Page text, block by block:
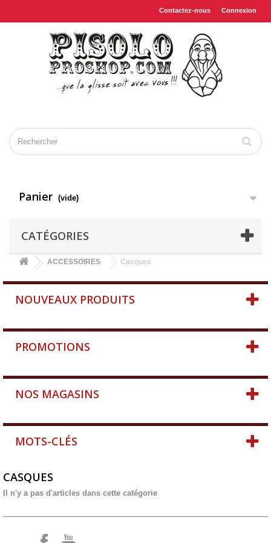
Connexion
Contactez-nous
Panier (vide)
CATÉGORIES
ACCESSOIRES Casques
NOUVEAUX PRODUITS
PROMOTIONS
NOS MAGASINS
MOTS-CLÉS
CASQUES
Il n'y a pas d'articles dans cette catégorie